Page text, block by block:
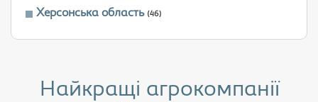
Херсонська область (46)
Найкращі агрокомпанії